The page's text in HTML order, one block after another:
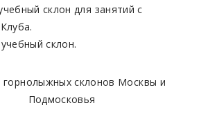
склон для занятий с
склон.